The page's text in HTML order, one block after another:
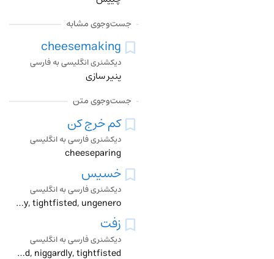
جست‌وجوی مشابه
cheesemaking
دیکشنری انگلیسی به فارسی
پنیر سازی
جست‌وجوی متن
کم خرج کن
دیکشنری فارسی به انگلیسی
cheeseparing
خسیس
دیکشنری فارسی به انگلیسی
cheeseparing, close , closefisted, illiberal, mean, mingy, miser, miserly, niggard, niggardly, parsimonious, penurious, skinflint, stingy, tightfisted, ungenero
زفت
دیکشنری فارسی به انگلیسی
cheeseparing, gum, mean, miser, miserly, niggard, niggardly, tightfisted